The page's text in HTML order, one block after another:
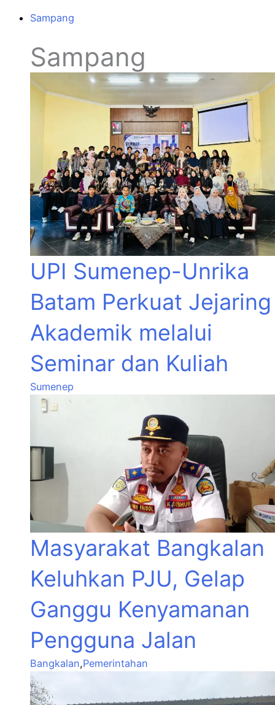
Sampang
Sampang
UPI Sumenep-Unrika
Batam Perkuat Jejaring
Akademik melalui
Seminar dan Kuliah
Sumenep
Masyarakat Bangkalan
Keluhkan PJU, Gelap
Ganggu Kenyamanan
Pengguna Jalan
Bangkalan,Pemerintahan